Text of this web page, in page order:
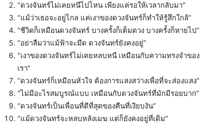
“ดวงจันทร์ไม่เคยหนีไปไหน เพียงแค่รอให้เวลากลับมา”
“แม้ว่าเธอจะอยู่ไกล แค่เงาของดวงจันทร์ก็ทำให้รู้สึกใกล้”
“ชีวิตก็เหมือนดวงจันทร์ บางครั้งก็เต็มดวง บางครั้งก็หายไป”
“อย่าลืมว่าแม้ฟ้าจะมืด ดวงจันทร์ยังคงอยู่”
“เงาของดวงจันทร์ไม่เคยหลบหนี เหมือนกับความทรงจำของ
เรา”
“ดวงจันทร์ก็เหมือนหัวใจ ต้องการแสงสว่างเพื่อที่จะส่องแสง”
“ไม่มีอะไรสมบูรณ์แบบ เหมือนกับดวงจันทร์ที่มักมีรอยบาก”
“ดวงจันทร์เป็นเพื่อนที่ดีที่สุดของคืนที่เงียบงัน”
“แม้ดวงจันทร์จะหลบหลังเมฆ แต่ก็ยังคงอยู่ที่เดิม”